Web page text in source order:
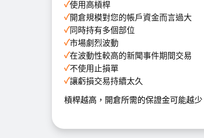
✓使用高槓桿
✓開倉規模對您的帳戶資金而言過大
✓同時持有多個部位
✓市場劇烈波動
✓在波動性較高的新聞事件期間交易
✓不使用止損單
✓讓虧損交易持續太久
槓桿越高，開倉所需的保證金可能越